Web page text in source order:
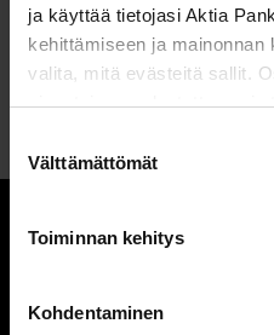
ja käyttää tietojasi Aktia
kehittämiseen ja mainonnan
valita, mitä evästeitä sallit.
sivustojemme luotettavan ja
valinta
Välttämättömät
Toiminnan kehitys
Kohdentaminen
Lähetä viesti
Ja erinomainen